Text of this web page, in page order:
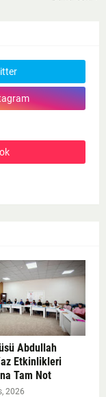
Abdullah
Etkinlikleri
Tam Not
2026